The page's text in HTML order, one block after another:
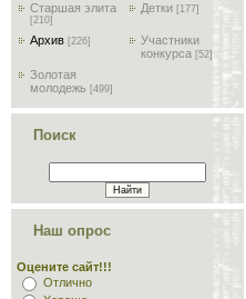
Старшая элита
[210]
Детки [177]
Архив [226]
Участники
конкурса [52]
Золотая
молодежь [499]
Поиск
Наш опрос
Оцените сайт!!!
Отлично